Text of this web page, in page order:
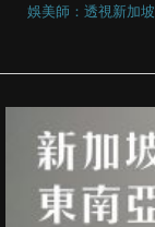
娛美師：透視新加坡